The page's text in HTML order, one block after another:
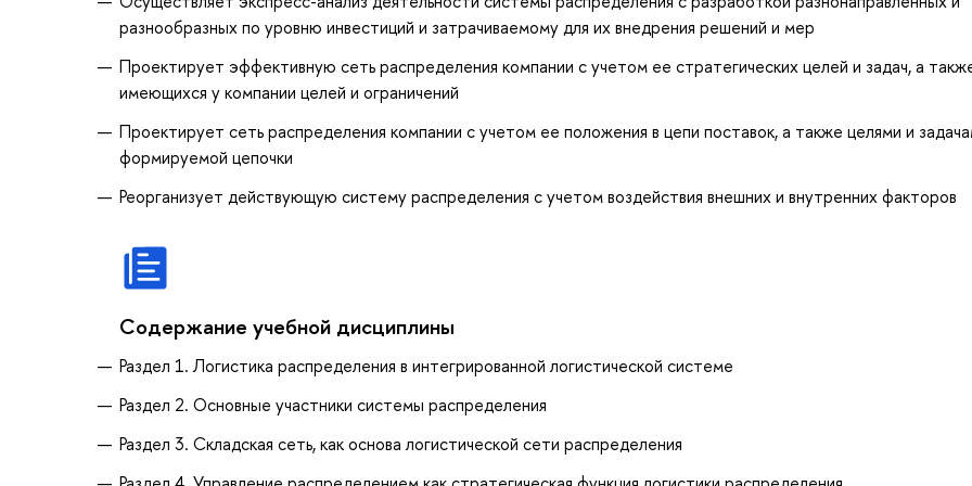
разнообразных по уровню инвестиций и затрачиваемому для их внедрения решений и мер
Проектирует эффективную сеть распределения компании с учетом ее стратегических целей и задач, а
имеющихся у компании целей и ограничений
Проектирует сеть распределения компании с учетом ее положения в цепи поставок, а также целями и
формируемой цепочки
Реорганизует действующую систему распределения с учетом воздействия внешних и внутренних факторов
Содержание учебной дисциплины
Раздел 1. Логистика распределения в интегрированной логистической системе
Раздел 2. Основные участники системы распределения
Раздел 3. Складская сеть, как основа логистической сети распределения